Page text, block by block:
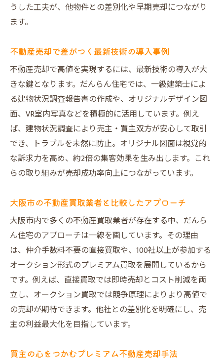
うした工夫が、他物件との差別化や早期売却につながり
ます。
不動産売却で差がつく最新技術の導入事例
不動産売却で高値を実現するには、最新技術の導入が大
きな鍵となります。だんらん住宅では、一級建築士によ
る建物状況調査報告書の作成や、オリジナルデザイン図
面、VR室内写真などを積極的に活用しています。例え
ば、建物状況調査により売主・買主双方が安心して取引
でき、トラブルを未然に防止。オリジナル図面は視覚的
な訴求力を高め、約2倍の集客効果を生み出します。これ
らの取り組みが売却成功率向上につながっています。
大阪市の不動産買取業者と比較したアプローチ
大阪市内で多くの不動産買取業者が存在する中、だんら
ん住宅のアプローチは一線を画しています。その理由
は、仲介手数料不要の直接買取や、100社以上が参加する
オークション形式のプレミアム買取を展開しているから
です。例えば、直接買取では即時売却とコスト削減を両
立し、オークション買取では競争原理によりより高値で
の売却が期待できます。他社との差別化を明確にし、売
主の利益最大化を目指しています。
買主の心をつかむプレミアム不動産売却手法